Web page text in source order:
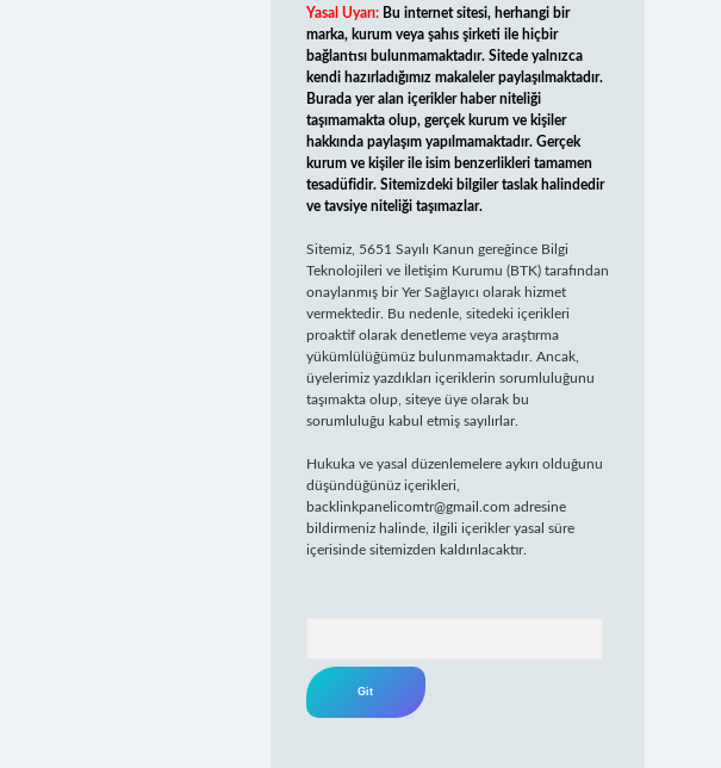
Yasal Uyarı: Bu internet sitesi, herhangi bir
marka, kurum veya şahıs şirketi ile hiçbir
bağlantısı bulunmamaktadır. Sitede yalnızca
kendi hazırladığımız makaleler paylaşılmaktadır.
Burada yer alan içerikler haber niteliği
taşımamakta olup, gerçek kurum ve kişiler
hakkında paylaşım yapılmamaktadır. Gerçek
kurum ve kişiler ile isim benzerlikleri tamamen
tesadüfidir. Sitemizdeki bilgiler taslak halindedir
ve tavsiye niteliği taşımazlar.
Sitemiz, 5651 Sayılı Kanun gereğince Bilgi
Teknolojileri ve İletişim Kurumu (BTK) tarafından
onaylanmış bir Yer Sağlayıcı olarak hizmet
vermektedir. Bu nedenle, sitedeki içerikleri
proaktif olarak denetleme veya araştırma
yükümlülüğümüz bulunmamaktadır. Ancak,
üyelerimiz yazdıkları içeriklerin sorumluluğunu
taşımakta olup, siteye üye olarak bu
sorumluluğu kabul etmiş sayılırlar.
Hukuka ve yasal düzenlemelere aykırı olduğunu
düşündüğünüz içerikleri,
backlinkpanelicomtr@gmail.com adresine
bildirmeniz halinde, ilgili içerikler yasal süre
içerisinde sitemizden kaldırılacaktır.